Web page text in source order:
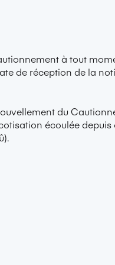
à tout
de réception de la
du
écoulée depuis